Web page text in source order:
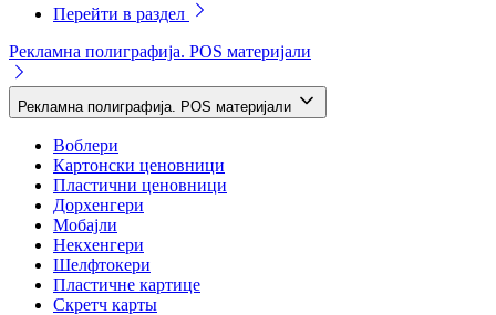
Перейти в раздел
Рекламна полиграфија. POS материјали
Рекламна полиграфија. POS материјали
Воблери
Картонски ценовници
Пластични ценовници
Дорхенгери
Мобајли
Некхенгери
Шелфтокери
Пластичне картице
Скретч карты